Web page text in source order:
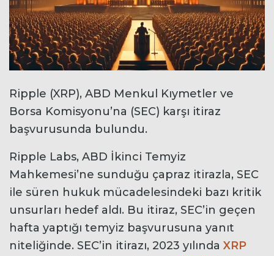
Ripple (XRP), ABD Menkul Kıymetler ve
Borsa Komisyonu’na (SEC) karşı itiraz
başvurusunda bulundu.
Ripple Labs, ABD İkinci Temyiz
Mahkemesi’ne sunduğu çapraz itirazla, SEC
ile süren hukuk mücadelesindeki bazı kritik
unsurları hedef aldı. Bu itiraz, SEC’in geçen
hafta yaptığı temyiz başvurusuna yanıt
niteliğinde. SEC’in itirazı, 2023 yılında XRP